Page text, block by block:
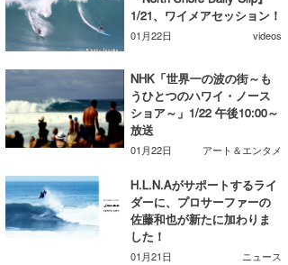
1/21、ワイメアセッション！
01月22日 videos
NHK「世界一の波の街～も
うひとつのハワイ・ノース
ショア～」1/22 午後10:00～
放送
01月22日 アート＆エンタメ
H.L.N.Aがサポートするライ
ダーに、プロサーファーの
佐藤和也が新たに加わりま
した！
01月21日 ニュース
KY
MIN
mitz
OYZ
S.K
Soulman